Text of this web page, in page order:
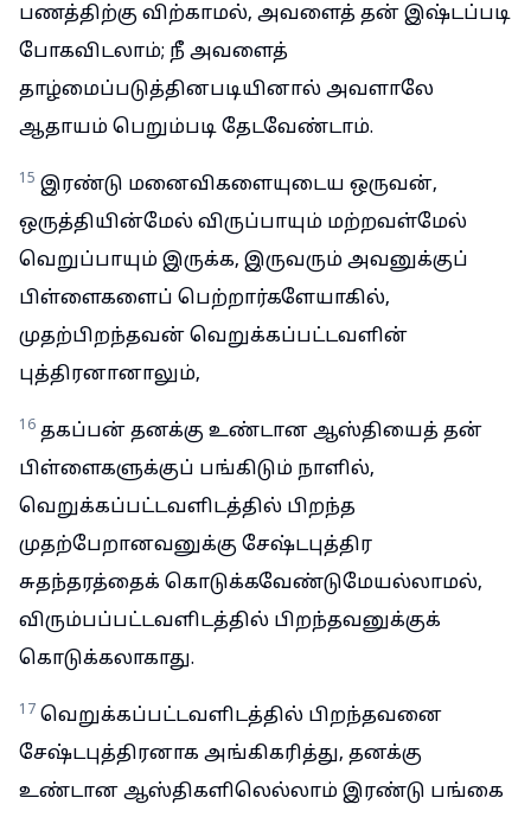
பணத்திற்கு விற்காமல், அவளைத் தன் இஷ்டப்படி
போகவிடலாம்; நீ அவளைத்
தாழ்மைப்படுத்தினபடியினால் அவளாலே
ஆதாயம் பெறும்படி தேடவேண்டாம்.
15 இரண்டு மனைவிகளையுடைய ஒருவன்,
ஒருத்தியின்மேல் விருப்பாயும் மற்றவள்மேல்
வெறுப்பாயும் இருக்க, இருவரும் அவனுக்குப்
பிள்ளைகளைப் பெற்றார்களேயாகில்,
முதற்பிறந்தவன் வெறுக்கப்பட்டவளின்
புத்திரனானாலும்,
16 தகப்பன் தனக்கு உண்டான ஆஸ்தியைத் தன்
பிள்ளைகளுக்குப் பங்கிடும் நாளில்,
வெறுக்கப்பட்டவளிடத்தில் பிறந்த
முதற்பேறானவனுக்கு சேஷ்டபுத்திர
சுதந்தரத்தைக் கொடுக்கவேண்டுமேயல்லாமல்,
விரும்பப்பட்டவளிடத்தில் பிறந்தவனுக்குக்
கொடுக்கலாகாது.
17 வெறுக்கப்பட்டவளிடத்தில் பிறந்தவனை
சேஷ்டபுத்திரனாக அங்கிகரித்து, தனக்கு
உண்டான ஆஸ்திகளிலெல்லாம் இரண்டு பங்கை